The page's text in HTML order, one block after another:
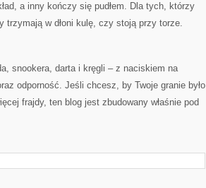
a inny kończy się pudłem. Dla tych, którzy
w dłoni kulę, czy stoją przy torze.
snookera, darta i kręgli – z naciskiem na
odporność. Jeśli chcesz, by Twoje granie było
frajdy, ten blog jest zbudowany właśnie pod